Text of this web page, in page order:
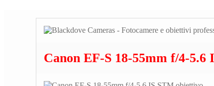
Canon EF-S 18-55mm f/4-